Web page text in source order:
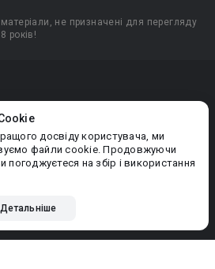
досвіду користувача, ми
файли cookie. Продовжуючи
погоджуєтеся на збір і використання
Детальніше
не призначені для перегляду
років!
контенту
захищено.